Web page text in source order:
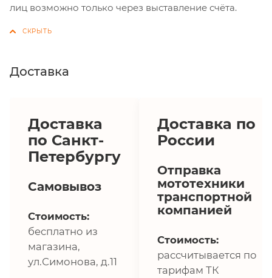
лиц возможно только через выставление счёта.
Доставка
Доставка
по Санкт-
Петербургу
Самовывоз
Стоимость:
бесплатно из
магазина,
ул.Симонова, д.11
Доставка по
России
Отправка
мототехники
транспортной
компанией
Стоимость:
рассчитывается по
тарифам ТК